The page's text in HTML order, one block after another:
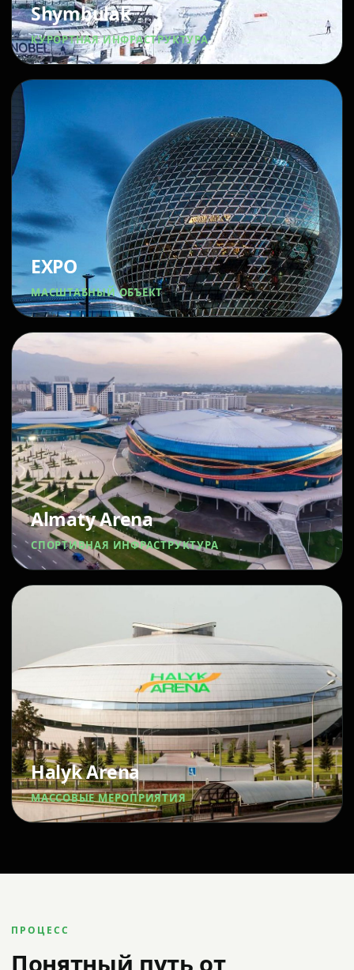
Shymbulak
КУРОРТНАЯ ИНФРАСТРУКТУРА
EXPO
МАСШТАБНЫЙ ОБЪЕКТ
Almaty Arena
СПОРТИВНАЯ ИНФРАСТРУКТУРА
Halyk Arena
МАССОВЫЕ МЕРОПРИЯТИЯ
ПРОЦЕСС
Понятный путь от